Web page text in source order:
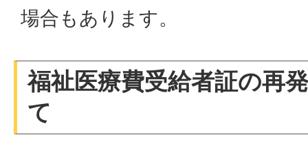
場合もあります。
福祉医療費受給者証の再
て